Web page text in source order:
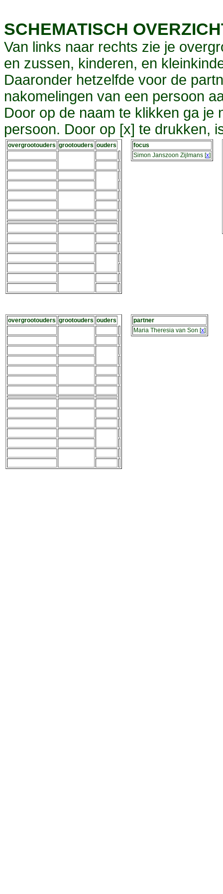
SCHEMATISCH
Van links naar rechts zie je
en zussen, kinderen, en
Daaronder hetzelfde voor de
nakomelingen van een persoon
Door op de naam te klikken ga je
persoon. Door op [x] te drukken,
overgrootouders grootouders ouders
focus
Simon Janszoon Zijlmans [x]
overgrootouders grootouders ouders
partner
Maria Theresia van Son [x]